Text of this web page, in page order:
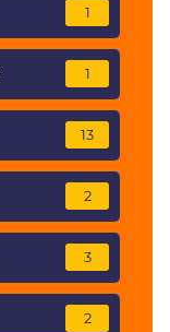
1
1
13
2
3
2